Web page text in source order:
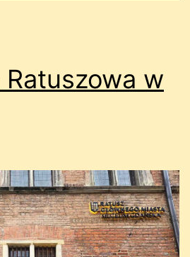
w